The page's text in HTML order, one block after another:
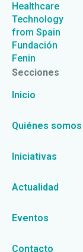
Healthcare
Technology
from Spain
Fundación
Fenin
Secciones
Inicio
Quiénes somos
Iniciativas
Actualidad
Eventos
Contacto